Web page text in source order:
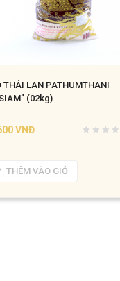
THÁI LAN PATHUMTHANI
(02kg)
VNĐ
THÊM VÀO GIỎ